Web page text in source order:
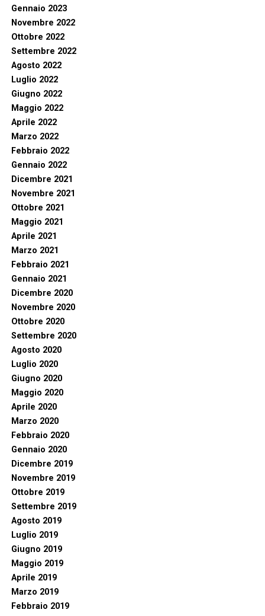
Gennaio 2023
Novembre 2022
Ottobre 2022
Settembre 2022
Agosto 2022
Luglio 2022
Giugno 2022
Maggio 2022
Aprile 2022
Marzo 2022
Febbraio 2022
Gennaio 2022
Dicembre 2021
Novembre 2021
Ottobre 2021
Maggio 2021
Aprile 2021
Marzo 2021
Febbraio 2021
Gennaio 2021
Dicembre 2020
Novembre 2020
Ottobre 2020
Settembre 2020
Agosto 2020
Luglio 2020
Giugno 2020
Maggio 2020
Aprile 2020
Marzo 2020
Febbraio 2020
Gennaio 2020
Dicembre 2019
Novembre 2019
Ottobre 2019
Settembre 2019
Agosto 2019
Luglio 2019
Giugno 2019
Maggio 2019
Aprile 2019
Marzo 2019
Febbraio 2019